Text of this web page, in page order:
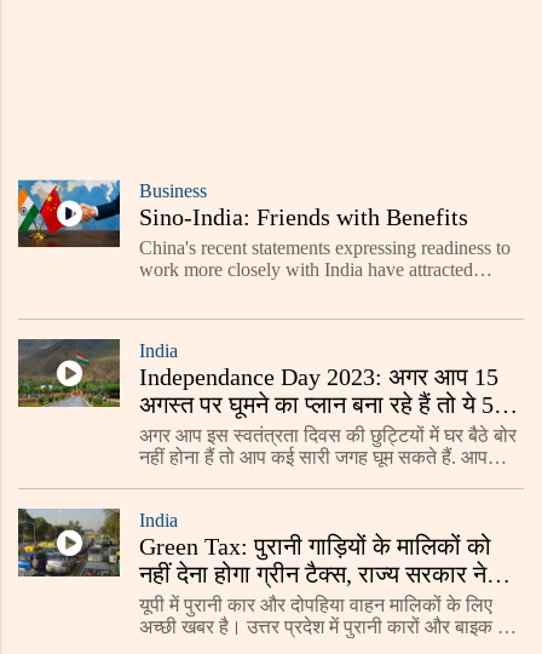
Business
Sino-India: Friends with Benefits
China's recent statements expressing readiness to
work more closely with India have attracted
India
Independance Day 2023: अगर आप 15
अगस्त पर घूमने का प्लान बना रहे हैं तो ये 5
जगहें हैं बेस्ट
अगर आप इस स्वतंत्रता दिवस की छुट्टियों में घर बैठे बोर
नहीं होना हैं तो आप कई सारी जगह घूम सकते हैं. आपको
India
Green Tax: पुरानी गाड़ियों के मालिकों को
नहीं देना होगा ग्रीन टैक्स, राज्य सरकार ने
किया बड़ा ऐलान
यूपी में पुरानी कार और दोपहिया वाहन मालिकों के लिए
अच्छी खबर है। उत्तर प्रदेश में पुरानी कारों और बाइक के